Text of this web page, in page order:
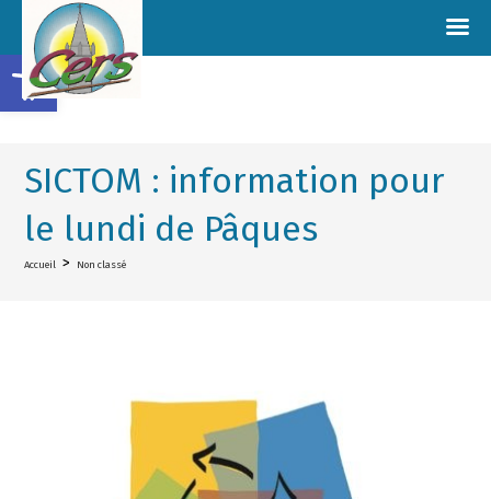
SICTOM : information pour
le lundi de Pâques
Accueil > Non classé
Ouvrir la barre d’outils